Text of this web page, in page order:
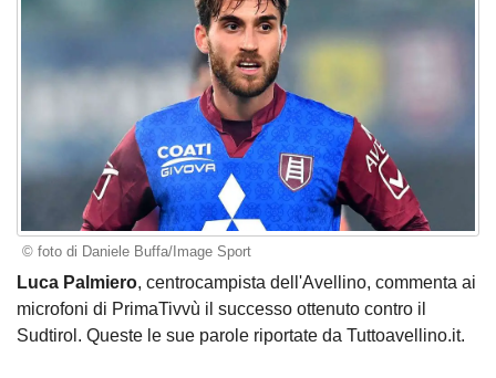
© foto di Daniele Buffa/Image Sport
Luca Palmiero, centrocampista dell'Avellino, commenta ai
microfoni di PrimaTivvù il successo ottenuto contro il
Sudtirol. Queste le sue parole riportate da Tuttoavellino.it.